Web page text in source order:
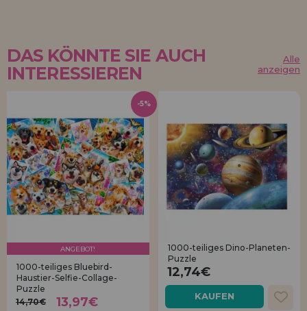
DAS KÖNNTE SIE AUCH
INTERESSIEREN
Alle
anzeigen
ANGEBOT!
1000-teiliges Bluebird-
Haustier-Selfie-Collage-
Puzzle
14,70€
13,97€
-5%
1000-teiliges Dino-Planeten-
Puzzle
12,74€
KAUFEN